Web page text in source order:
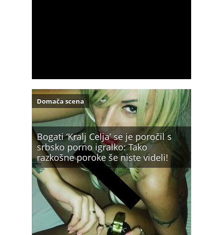
Bogati ‘Kralj Celja’ se je poročil s
srbsko porno igralko: Tako
razkošne poroke še niste videli!
Domača scena